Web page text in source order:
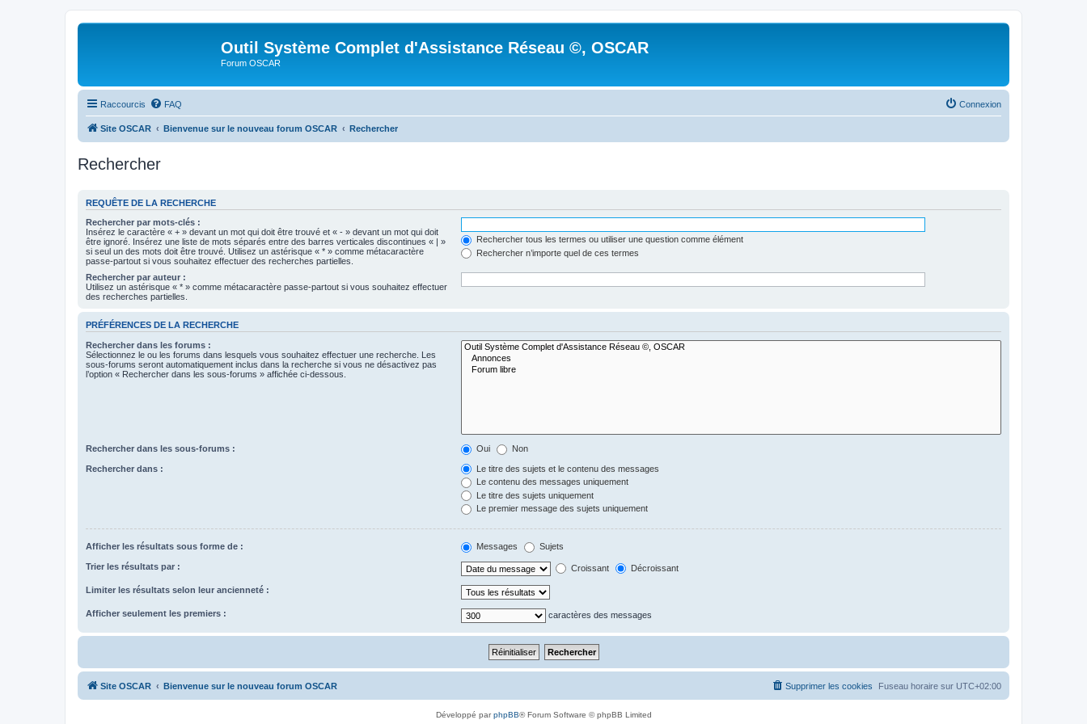
Outil Système Complet d'Assistance Réseau ©, OSCAR
Forum OSCAR
Raccourcis FAQ Connexion
Site OSCAR Bienvenue sur le nouveau forum OSCAR Rechercher
Rechercher
REQUÊTE DE LA RECHERCHE
Rechercher par mots-clés :
Insérez le caractère « + » devant un mot qui doit être trouvé et « - » devant un mot qui doit
être ignoré. Insérez une liste de mots séparés entre des barres verticales discontinues « | »
si seul un des mots doit être trouvé. Utilisez un astérisque « * » comme métacaractère
passe-partout si vous souhaitez effectuer des recherches partielles.
Rechercher tous les termes ou utiliser une question comme élément
Rechercher n’importe quel de ces termes
Rechercher par auteur :
Utilisez un astérisque « * » comme métacaractère passe-partout si vous souhaitez effectuer
des recherches partielles.
PRÉFÉRENCES DE LA RECHERCHE
Rechercher dans les forums :
Sélectionnez le ou les forums dans lesquels vous souhaitez effectuer une recherche. Les
sous-forums seront automatiquement inclus dans la recherche si vous ne désactivez pas
l’option « Rechercher dans les sous-forums » affichée ci-dessous.
Rechercher dans les sous-forums : Oui Non
Rechercher dans :
Le titre des sujets et le contenu des messages
Le contenu des messages uniquement
Le titre des sujets uniquement
Le premier message des sujets uniquement
Afficher les résultats sous forme de : Messages Sujets
Trier les résultats par : Croissant Décroissant
Limiter les résultats selon leur ancienneté :
Afficher seulement les premiers : caractères des messages
Site OSCAR Bienvenue sur le nouveau forum OSCAR Fuseau horaire sur UTC+02:00
Supprimer les cookies
Développé parphpBB® Forum Software © phpBB Limited